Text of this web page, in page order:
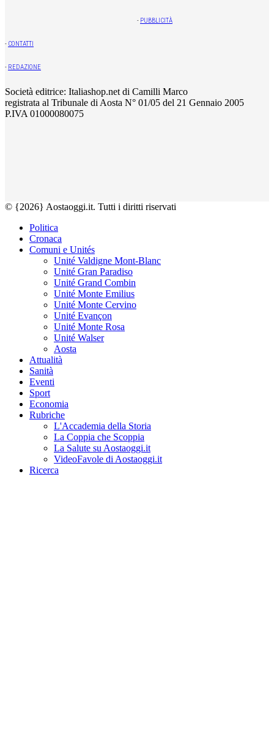
- PUBBLICITÀ
- CONTATTI
- REDAZIONE
Società editrice: Italiashop.net di Camilli Marco
registrata al Tribunale di Aosta N° 01/05 del 21 Gennaio 2005
P.IVA 01000080075
© {2026} Aostaoggi.it. Tutti i diritti riservati
Politica
Cronaca
Comuni e Unités
Unité Valdigne Mont-Blanc
Unité Gran Paradiso
Unité Grand Combin
Unité Monte Emilius
Unité Monte Cervino
Unité Evançon
Unité Monte Rosa
Unité Walser
Aosta
Attualità
Sanità
Eventi
Sport
Economia
Rubriche
L'Accademia della Storia
La Coppia che Scoppia
La Salute su Aostaoggi.it
VideoFavole di Aostaoggi.it
Ricerca